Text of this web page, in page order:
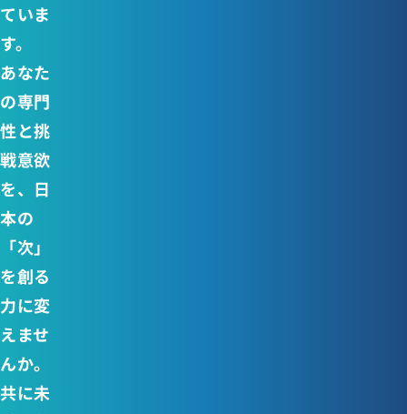
ていま
す。
あなた
の専門
性と挑
戦意欲
を、日
本の
「次」
を創る
力に変
えませ
んか。
共に未